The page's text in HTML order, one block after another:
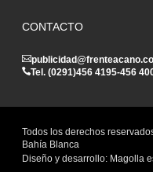
CONTACTO
Tel. (0291)456 4195-456
Todos los derechos
Bahía Blanca
Diseño y desarrollo: Magolla